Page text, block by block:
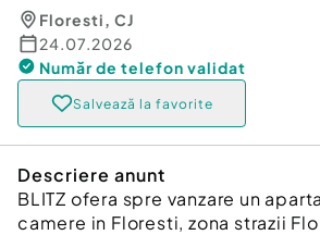
Floresti, CJ
24.07.2026
Număr de telefon validat
Salvează la favorite
Descriere anunt
BLITZ ofera spre vanzare un
camere in Floresti, zona strazii